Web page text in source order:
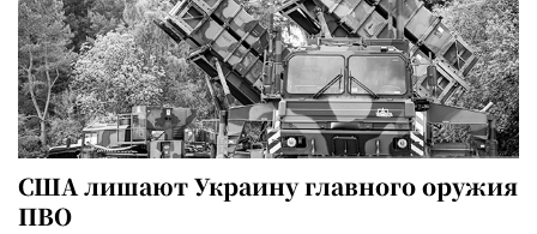
США лишают Украину главного оружия
ПВО